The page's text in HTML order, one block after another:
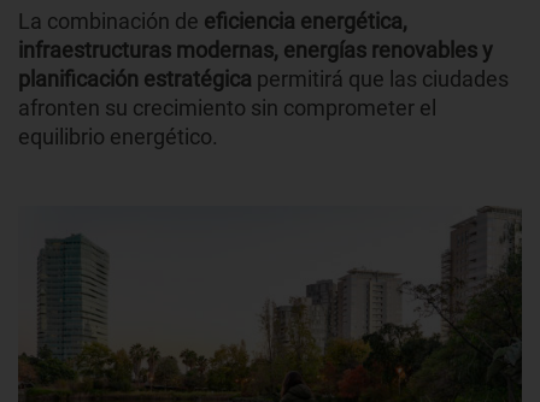
La combinación de eficiencia energética,
infraestructuras modernas, energías renovables y
planificación estratégica permitirá que las ciudades
afronten su crecimiento sin comprometer el
equilibrio energético.